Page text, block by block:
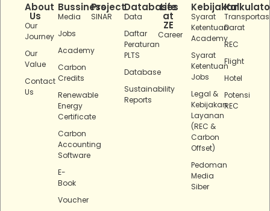
About
Us
Our
Journey
Our
Value
Contact
Us
Bussiness
Media
Jobs
Academy
Carbon
Credits
Renewable
Energy
Certificate
Carbon
Accounting
Software
E-
Book
Voucher
Project
SINAR
Databases
Data
Daftar
Peraturan
PLTS
Database
Sustainability
Reports
Life
at
ZE
Career
Kebijakan
Syarat
Ketentuan
Academy
Syarat
Ketentuan
Jobs
Legal &
Kebijakan
Layanan
(REC &
Carbon
Offset)
Pedoman
Media
Siber
Darat
REC
Flight
Hotel
Potensi
REC